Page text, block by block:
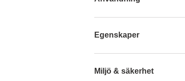
Egenskaper
Miljö & säkerhet